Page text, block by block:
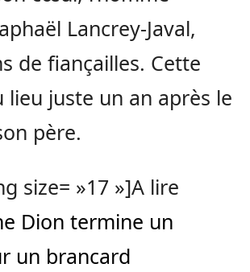
Lancrey-Javal,
de fiançailles. Cette
lieu juste un an après le
père.
size= »17 »]A lire
Dion termine un
un brancard